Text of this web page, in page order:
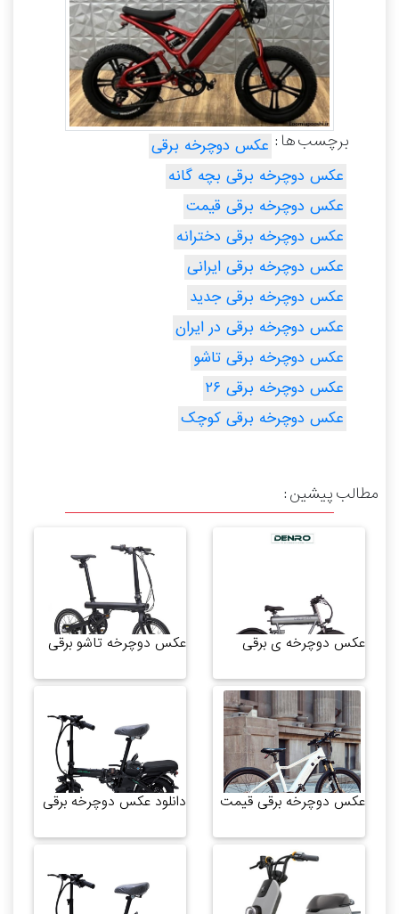
برچسب ها : عکس دوچرخه برقی
عکس دوچرخه برقی بچه گانه
عکس دوچرخه برقی قیمت
عکس دوچرخه برقی دخترانه
عکس دوچرخه برقی ایرانی
عکس دوچرخه برقی جدید
عکس دوچرخه برقی در ایران
عکس دوچرخه برقی تاشو
عکس دوچرخه برقی ۲۶
عکس دوچرخه برقی کوچک
مطالب پیشین :
عکس دوچرخه ی برقی عکس دوچرخه تاشو برقی
عکس دوچرخه برقی قیمت دانلود عکس دوچرخه برقی